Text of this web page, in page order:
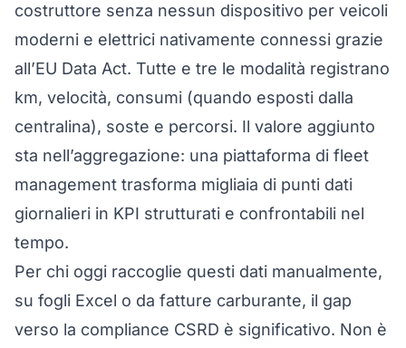
costruttore senza nessun dispositivo per veicoli
moderni e elettrici nativamente connessi grazie
all’EU Data Act. Tutte e tre le modalità registrano
km, velocità, consumi (quando esposti dalla
centralina), soste e percorsi. Il valore aggiunto
sta nell’aggregazione: una piattaforma di fleet
management trasforma migliaia di punti dati
giornalieri in KPI strutturati e confrontabili nel
tempo.
Per chi oggi raccoglie questi dati manualmente,
su fogli Excel o da fatture carburante, il gap
verso la compliance CSRD è significativo. Non è